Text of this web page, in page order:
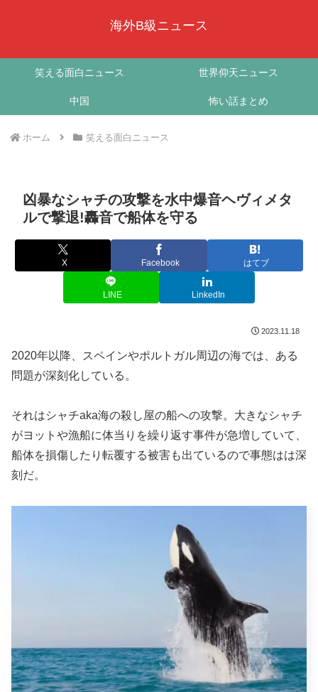
海外B級ニュース
笑える面白ニュース 世界仰天ニュース
中国 怖い話まとめ
ホーム 笑える面白ニュース
凶暴なシャチの攻撃を水中爆音ヘヴィメタ
ルで撃退!轟音で船体を守る
X Facebook はてブ
LINE LinkedIn
2023.11.18
2020年以降、スペインやポルトガル周辺の海では、ある
問題が深刻化している。
それはシャチaka海の殺し屋の船への攻撃。大きなシャチ
がヨットや漁船に体当りを繰り返す事件が急増していて、
船体を損傷したり転覆する被害も出ているので事態はは深
刻だ。